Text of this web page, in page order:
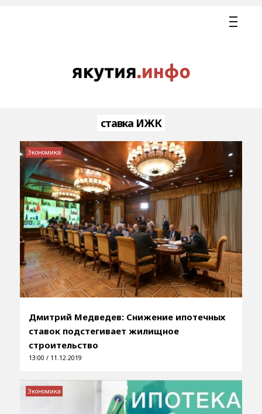
ставка ИЖК
Дмитрий Медведев: Снижение ипотечных
ставок подстегивает жилищное
строительство
13:00 / 11.12.2019
Экономика
Экономика